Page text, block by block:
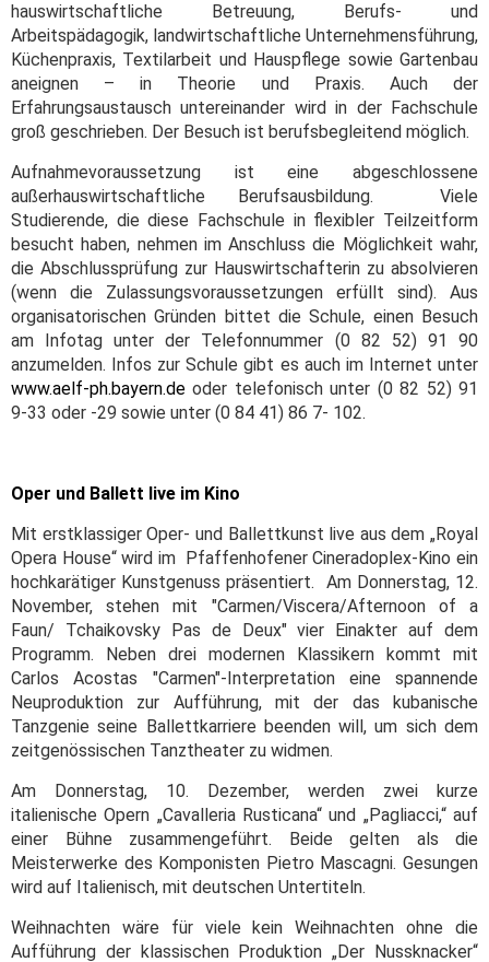
hauswirtschaftliche Betreuung, Berufs- und
Arbeitspädagogik, landwirtschaftliche Unternehmensführung,
Küchenpraxis, Textilarbeit und Hauspflege sowie Gartenbau
aneignen – in Theorie und Praxis. Auch der
Erfahrungsaustausch untereinander wird in der Fachschule
groß geschrieben. Der Besuch ist berufsbegleitend möglich.
Aufnahmevoraussetzung ist eine abgeschlossene
außerhauswirtschaftliche Berufsausbildung. Viele
Studierende, die diese Fachschule in flexibler Teilzeitform
besucht haben, nehmen im Anschluss die Möglichkeit wahr,
die Abschlussprüfung zur Hauswirtschafterin zu absolvieren
(wenn die Zulassungsvoraussetzungen erfüllt sind). Aus
organisatorischen Gründen bittet die Schule, einen Besuch
am Infotag unter der Telefonnummer (0 82 52) 91 90
anzumelden. Infos zur Schule gibt es auch im Internet unter
www.aelf-ph.bayern.de oder telefonisch unter (0 82 52) 91
9-33 oder -29 sowie unter (0 84 41) 86 7- 102.
Oper und Ballett live im Kino
Mit erstklassiger Oper- und Ballettkunst live aus dem „Royal
Opera House“ wird im Pfaffenhofener Cineradoplex-Kino ein
hochkarätiger Kunstgenuss präsentiert. Am Donnerstag, 12.
November, stehen mit "Carmen/Viscera/Afternoon of a
Faun/ Tchaikovsky Pas de Deux" vier Einakter auf dem
Programm. Neben drei modernen Klassikern kommt mit
Carlos Acostas "Carmen"-Interpretation eine spannende
Neuproduktion zur Aufführung, mit der das kubanische
Tanzgenie seine Ballettkarriere beenden will, um sich dem
zeitgenössischen Tanztheater zu widmen.
Am Donnerstag, 10. Dezember, werden zwei kurze
italienische Opern „Cavalleria Rusticana“ und „Pagliacci,“ auf
einer Bühne zusammengeführt. Beide gelten als die
Meisterwerke des Komponisten Pietro Mascagni. Gesungen
wird auf Italienisch, mit deutschen Untertiteln.
Weihnachten wäre für viele kein Weihnachten ohne die
Aufführung der klassischen Produktion „Der Nussknacker“